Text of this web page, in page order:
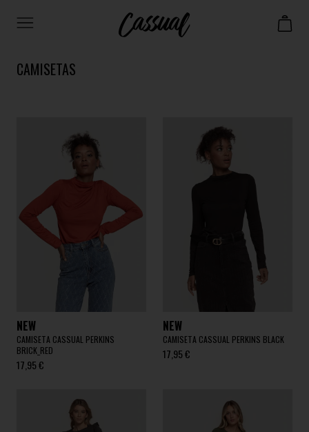
CAMISETAS
NEW
CAMISETA CASSUAL PERKINS
BRICK_RED
17,95 €
NEW
CAMISETA CASSUAL PERKINS BLACK
17,95 €